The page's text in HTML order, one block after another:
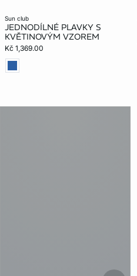
sun club
JEDNODÍLNÉ PLAVKY S
KVĚTINOVÝM VZOREM
Kč 1,369.00